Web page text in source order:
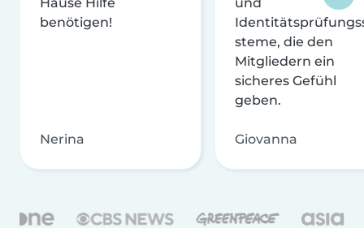
benötigen!
Nerina
steme, die den
Mitgliedern ein
sicheres Gefühl
geben.
Giovanna